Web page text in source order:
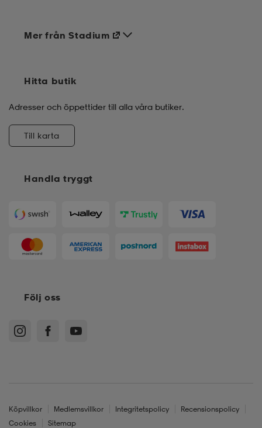
Handla tryggt
Mer från Stadium
Hitta butik
Adresser och öppettider till alla våra butiker.
Till karta
Följ oss
Köpvillkor Medlemsvillkor Integritetspolicy
Recensionspolicy
Cookies
Sitemap